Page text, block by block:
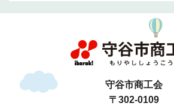
守谷市商工会
〒302-0109